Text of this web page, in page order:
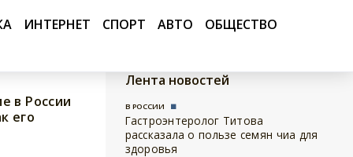
ИНТЕРНЕТ СПОРТ АВТО ОБЩЕСТВО
в России
его
Лента новостей
В РОССИИ
Гастроэнтеролог Титова
рассказала о пользе семян чиа для
здоровья